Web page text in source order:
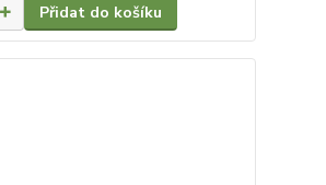
Přidat do košíku